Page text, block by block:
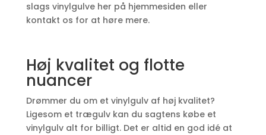
slags vinylgulve her på hjemmesiden eller
kontakt os for at høre mere.
Høj kvalitet og flotte
nuancer
Drømmer du om et vinylgulv af høj kvalitet?
Ligesom et trægulv kan du sagtens købe et
vinylgulv alt for billigt. Det er altid en god idé at